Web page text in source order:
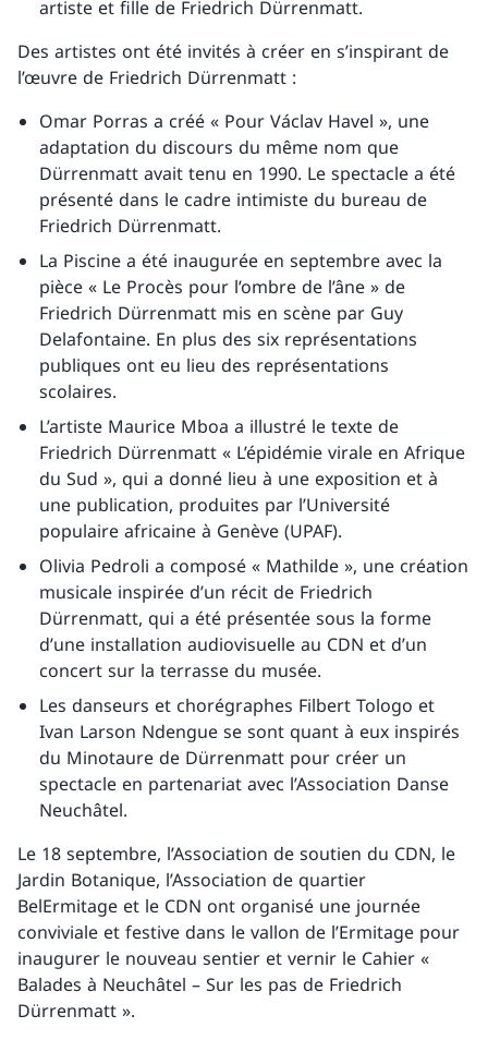
artiste et fille de Friedrich Dürrenmatt.
Des artistes ont été invités à créer en s’inspirant de
l’œuvre de Friedrich Dürrenmatt :
Omar Porras a créé « Pour Václav Havel », une
adaptation du discours du même nom que
Dürrenmatt avait tenu en 1990. Le spectacle a été
présenté dans le cadre intimiste du bureau de
Friedrich Dürrenmatt.
La Piscine a été inaugurée en septembre avec la
pièce « Le Procès pour l’ombre de l’âne » de
Friedrich Dürrenmatt mis en scène par Guy
Delafontaine. En plus des six représentations
publiques ont eu lieu des représentations
scolaires.
L’artiste Maurice Mboa a illustré le texte de
Friedrich Dürrenmatt « L’épidémie virale en Afrique
du Sud », qui a donné lieu à une exposition et à
une publication, produites par l’Université
populaire africaine à Genève (UPAF).
Olivia Pedroli a composé « Mathilde », une création
musicale inspirée d’un récit de Friedrich
Dürrenmatt, qui a été présentée sous la forme
d’une installation audiovisuelle au CDN et d’un
concert sur la terrasse du musée.
Les danseurs et chorégraphes Filbert Tologo et
Ivan Larson Ndengue se sont quant à eux inspirés
du Minotaure de Dürrenmatt pour créer un
spectacle en partenariat avec l’Association Danse
Neuchâtel.
Le 18 septembre, l’Association de soutien du CDN, le
Jardin Botanique, l’Association de quartier
BelErmitage et le CDN ont organisé une journée
conviviale et festive dans le vallon de l’Ermitage pour
inaugurer le nouveau sentier et vernir le Cahier «
Balades à Neuchâtel – Sur les pas de Friedrich
Dürrenmatt ».